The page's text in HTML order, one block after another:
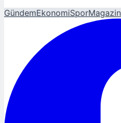
GündemEkonomiSporMagazin